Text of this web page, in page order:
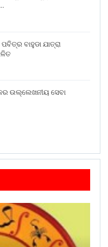
ବାହୁଡା ଯାତ୍ରା
ଉଲ୍ଲେଖନୀୟ ସେବା